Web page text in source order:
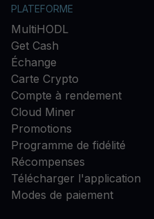
PLATEFORME
MultiHODL
Get Cash
Échange
Carte Crypto
Compte à rendement
Cloud Miner
Promotions
Programme de fidélité
Récompenses
Télécharger l'application
Modes de paiement